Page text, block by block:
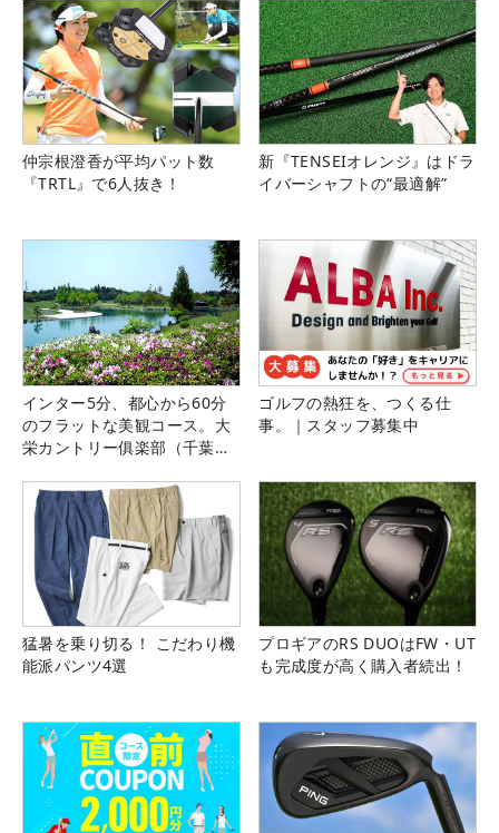
仲宗根澄香が平均パット数
『TRTL』で6人抜き！
新『TENSEIオレンジ』はドラ
イバーシャフトの“最適解”
インター5分、都心から60分
のフラットな美観コース。大
栄カントリー俱楽部（千葉
ゴルフの熱狂を、つくる仕
事。｜スタッフ募集中
猛暑を乗り切る！ こだわり機
能派パンツ4選
プロギアのRS DUOはFW・UT
も完成度が高く購入者続出！